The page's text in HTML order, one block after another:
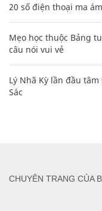
20 số điện thoại ma
Mẹo học thuộc Bảng
câu nói vui vẻ
Lý Nhã Kỳ lần đầu
Sác
CHUYÊN TRANG CỦA